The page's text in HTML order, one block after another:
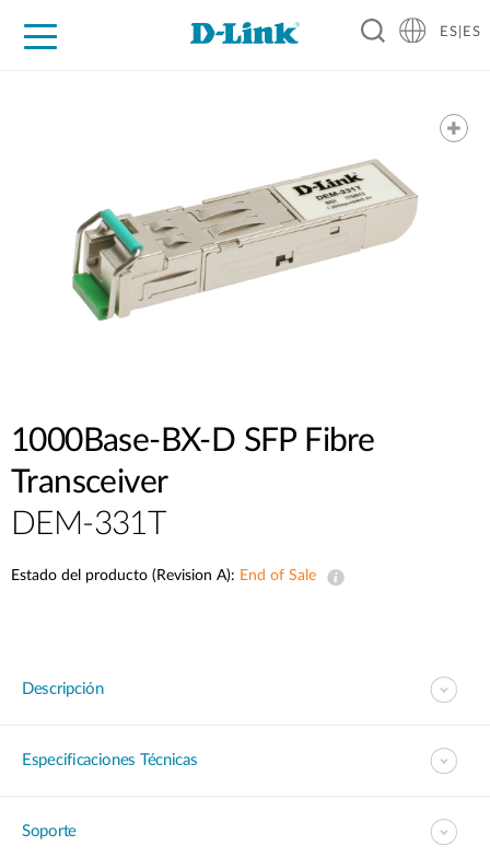
ES|ES
1000Base-BX-D SFP Fibre
Transceiver
DEM-331T
Estado del producto (Revision A): End of Sale
Descripción
Especificaciones Técnicas
Soporte